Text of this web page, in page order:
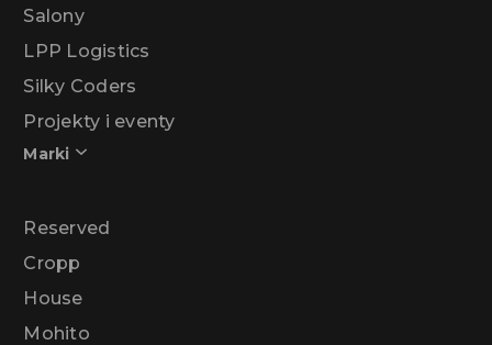
Salony
LPP Logistics
Silky Coders
Projekty i eventy
Marki
Reserved
Cropp
House
Mohito